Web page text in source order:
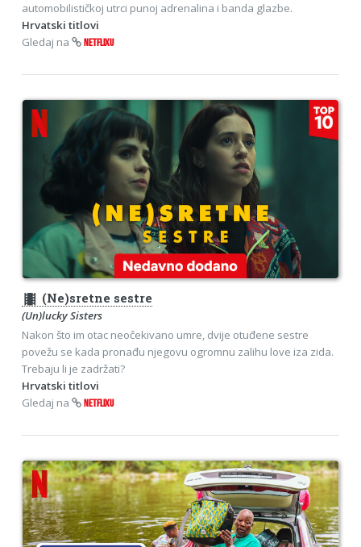
automobilističkoj utrci punoj adrenalina i banda glazbe.
Hrvatski titlovi
Gledaj na
NETFLIXU
theaters (Ne)sretne sestre
(Un)lucky Sisters
Nakon što im otac neočekivano umre, dvije otuđene sestre
povežu se kada pronađu njegovu ogromnu zalihu love iza zida.
Trebaju li je zadržati?
Hrvatski titlovi
Gledaj na
NETFLIXU